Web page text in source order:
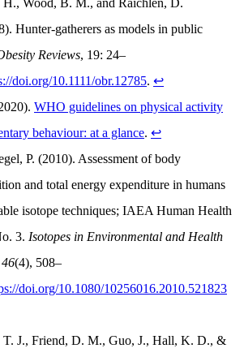
Hunter-gatherers as models in public
Reviews, 19: 24–
doi.org/10.1111/obr.12785. ↩
WHO guidelines on physical activity
behaviour: at a glance. ↩
P. (2010). Assessment of body
and total energy expenditure in humans
isotope techniques; IAEA Human Health
3. Isotopes in Environmental and Health
46(4), 508–
doi.org/10.1080/10256016.2010.521823
T. J., Friend, D. M., Guo, J., Hall, K. D., &